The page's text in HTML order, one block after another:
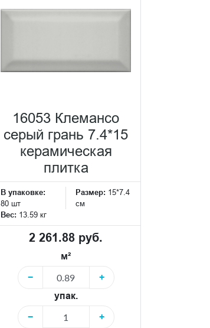
16053 Клемансо
серый грань 7.4*15
керамическая
плитка
В упаковке:
80 шт
Размер: 15*7.4
см
Вес: 13.59 кг
2 261.88 руб.
м²
−
+
упак.
−
+